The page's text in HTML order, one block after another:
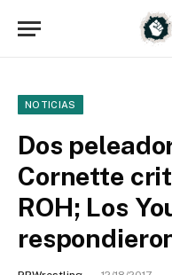
NOTICIAS
Dos
Cornette
ROH; Los